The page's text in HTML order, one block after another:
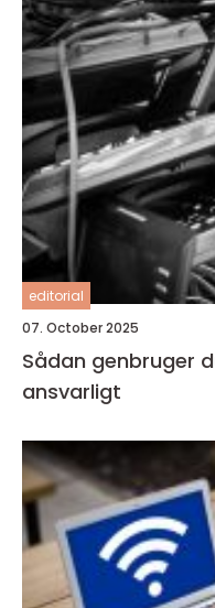
editorial
07. October 2025
Sådan genbruger
ansvarligt